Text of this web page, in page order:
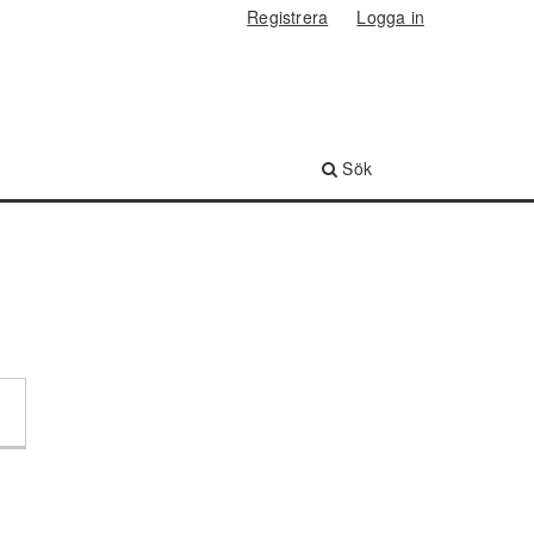
Sök
Registrera Logga in